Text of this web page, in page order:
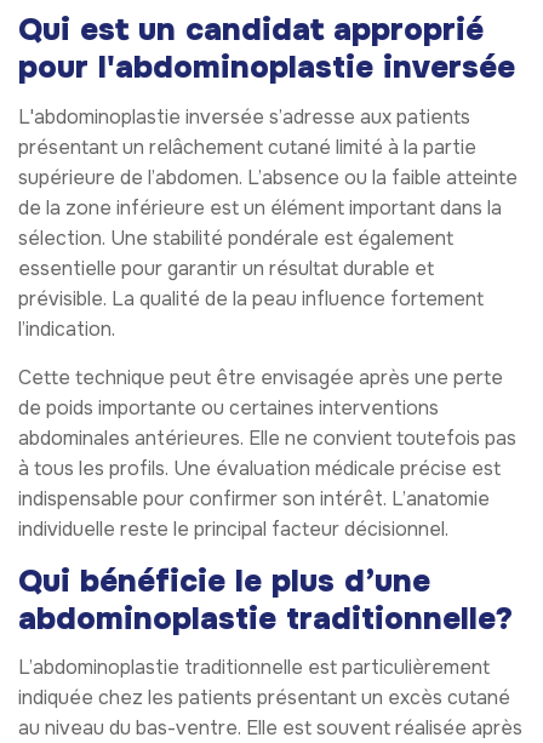
Qui est un candidat approprié
pour l'abdominoplastie inversée
L'abdominoplastie inversée s’adresse aux patients
présentant un relâchement cutané limité à la partie
supérieure de l’abdomen. L’absence ou la faible atteinte
de la zone inférieure est un élément important dans la
sélection. Une stabilité pondérale est également
essentielle pour garantir un résultat durable et
prévisible. La qualité de la peau influence fortement
l’indication.
Cette technique peut être envisagée après une perte
de poids importante ou certaines interventions
abdominales antérieures. Elle ne convient toutefois pas
à tous les profils. Une évaluation médicale précise est
indispensable pour confirmer son intérêt. L’anatomie
individuelle reste le principal facteur décisionnel.
Qui bénéficie le plus d’une
abdominoplastie traditionnelle?
L’abdominoplastie traditionnelle est particulièrement
indiquée chez les patients présentant un excès cutané
au niveau du bas-ventre. Elle est souvent réalisée après